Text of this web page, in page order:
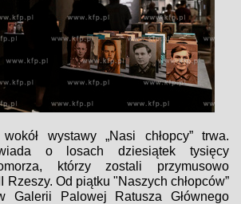
wystawy „Nasi chłopcy” trwa.
o losach dziesiątek tysięcy
którzy zostali przymusowo
Rzeszy. Od piątku "Naszych chłopców”
Galerii Palowej Ratusza Głównego